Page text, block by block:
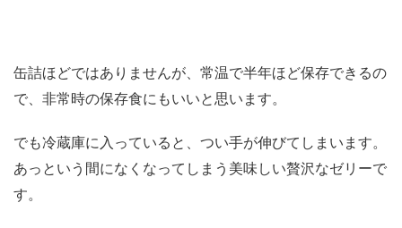
缶詰ほどではありませんが、常温で半年ほど保存できるの
で、非常時の保存食にもいいと思います。
でも冷蔵庫に入っていると、つい手が伸びてしまいます。
あっという間になくなってしまう美味しい贅沢なゼリーで
す。